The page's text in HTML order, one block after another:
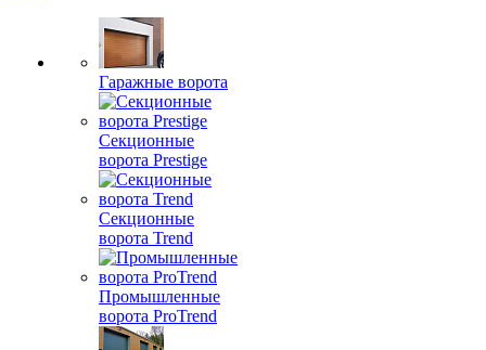
Гаражные ворота
Секционные
ворота Prestige
Секционные
ворота Trend
Промышленные
ворота ProTrend